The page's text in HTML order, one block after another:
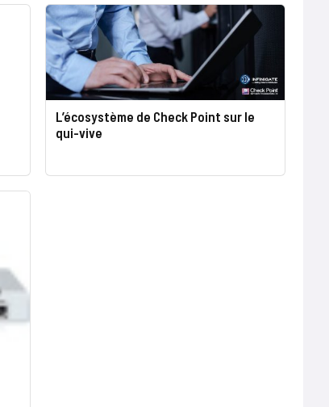
L’écosystème de Check Point sur le
qui-vive